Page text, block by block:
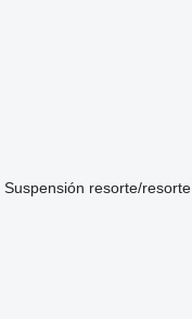
Suspensión resorte/resorte